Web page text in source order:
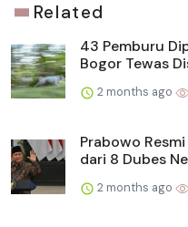
Related
43 Pemburu
Bogor Tewas
2 months ago
Prabowo
dari 8 Dubes
2 months ago